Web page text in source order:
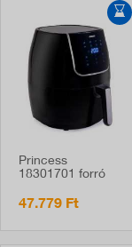
Princess
18301701 forró
1700W, 6 literes,
47.779 Ft